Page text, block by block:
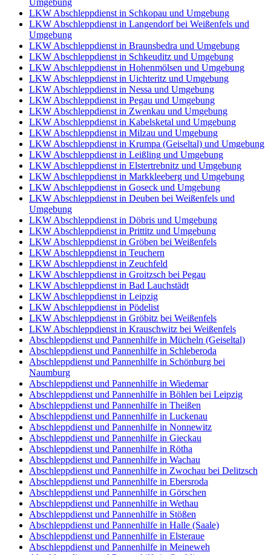
Umgebung
LKW Abschleppdienst in Schkopau und Umgebung
LKW Abschleppdienst in Langendorf bei Weißenfels und
Umgebung
LKW Abschleppdienst in Braunsbedra und Umgebung
LKW Abschleppdienst in Schkeuditz und Umgebung
LKW Abschleppdienst in Hohenmölsen und Umgebung
LKW Abschleppdienst in Uichteritz und Umgebung
LKW Abschleppdienst in Nessa und Umgebung
LKW Abschleppdienst in Pegau und Umgebung
LKW Abschleppdienst in Zwenkau und Umgebung
LKW Abschleppdienst in Kabelsketal und Umgebung
LKW Abschleppdienst in Milzau und Umgebung
LKW Abschleppdienst in Krumpa (Geiseltal) und Umgebung
LKW Abschleppdienst in Leißling und Umgebung
LKW Abschleppdienst in Elstertrebnitz und Umgebung
LKW Abschleppdienst in Markkleeberg und Umgebung
LKW Abschleppdienst in Goseck und Umgebung
LKW Abschleppdienst in Deuben bei Weißenfels und
Umgebung
LKW Abschleppdienst in Döbris und Umgebung
LKW Abschleppdienst in Prittitz und Umgebung
LKW Abschleppdienst in Gröben bei Weißenfels
LKW Abschleppdienst in Teuchern
LKW Abschleppdienst in Zeuchfeld
LKW Abschleppdienst in Groitzsch bei Pegau
LKW Abschleppdienst in Bad Lauchstädt
LKW Abschleppdienst in Leipzig
LKW Abschleppdienst in Pödelist
LKW Abschleppdienst in Gröbitz bei Weißenfels
LKW Abschleppdienst in Krauschwitz bei Weißenfels
Abschleppdienst und Pannenhilfe in Mücheln (Geiseltal)
Abschleppdienst und Pannenhilfe in Schleberoda
Abschleppdienst und Pannenhilfe in Schönburg bei
Naumburg
Abschleppdienst und Pannenhilfe in Wiedemar
Abschleppdienst und Pannenhilfe in Böhlen bei Leipzig
Abschleppdienst und Pannenhilfe in Theißen
Abschleppdienst und Pannenhilfe in Luckenau
Abschleppdienst und Pannenhilfe in Nonnewitz
Abschleppdienst und Pannenhilfe in Gieckau
Abschleppdienst und Pannenhilfe in Rötha
Abschleppdienst und Pannenhilfe in Wachau
Abschleppdienst und Pannenhilfe in Zwochau bei Delitzsch
Abschleppdienst und Pannenhilfe in Ebersroda
Abschleppdienst und Pannenhilfe in Görschen
Abschleppdienst und Pannenhilfe in Wethau
Abschleppdienst und Pannenhilfe in Stößen
Abschleppdienst und Pannenhilfe in Halle (Saale)
Abschleppdienst und Pannenhilfe in Elsteraue
Abschleppdienst und Pannenhilfe in Meineweh